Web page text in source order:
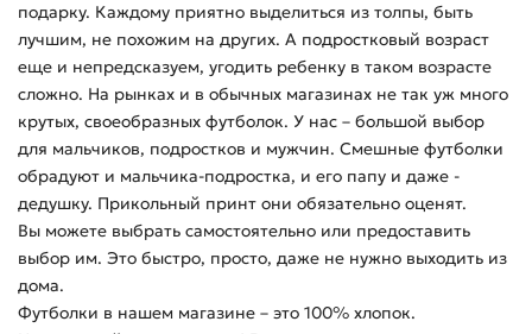
подарку. Каждому приятно выделиться из толпы, быть
лучшим, не похожим на других. А подростковый возраст
еще и непредсказуем, угодить ребенку в таком возрасте
сложно. На рынках и в обычных магазинах не так уж много
крутых, своеобразных футболок. У нас – большой выбор
для мальчиков, подростков и мужчин. Смешные футболки
обрадуют и мальчика-подростка, и его папу и даже -
дедушку. Прикольный принт они обязательно оценят.
Вы можете выбрать самостоятельно или предоставить
выбор им. Это быстро, просто, даже не нужно выходить из
дома.
Футболки в нашем магазине – это 100% хлопок.